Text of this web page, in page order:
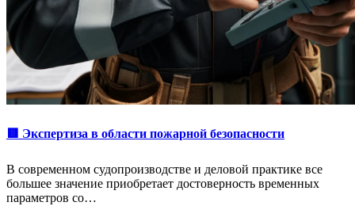
🟥 Экспертиза в области пожарной безопасности
В современном судопроизводстве и деловой практике все
большее значение приобретает достоверность временных
параметров со…